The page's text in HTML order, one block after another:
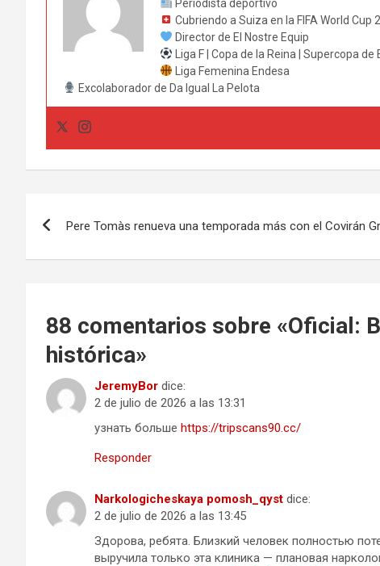
Periodista deportivo
Cubriendo a Suiza en la FIFA World Cup
Director de El Nostre Equip
Liga F | Copa de la Reina | Supercopa de
Liga Femenina Endesa
Excolaborador de Da Igual La Pelota
Pere Tomàs renueva una temporada más con el Covirán
88 comentarios sobre «Oficial:
histórica»
JeremyBor dice:
2 de julio de 2026 a las 13:31
узнать больше https://tripscans90.cc/
Responder
Narkologicheskaya pomosh_qyst dice:
2 de julio de 2026 a las 13:45
Здорова, ребята. Близкий человек полностью
выручила только эта клиника — плановая